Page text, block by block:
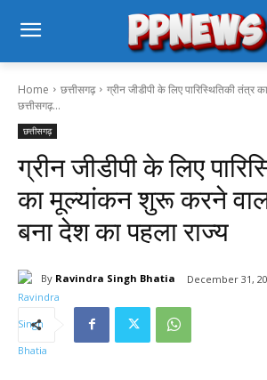
Home छत्तीसगढ़
ग्रीन जीडीपी के लिए पारिस्थितिकी
छत्तीसगढ़...
छत्तीसगढ़
ग्रीन जीडीपी के लिए
का मूल्यांकन शुरू करने
बना देश का पहला राज्य
By Ravindra Singh Bhatia December 31,